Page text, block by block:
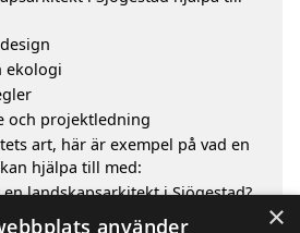
ekologi
och projektledning
art, här är exempel på vad en
hjälpa till med:
landskapsarkitekt i Sjögestad?
landskapsarkitekt i Sjögestad
×
använder